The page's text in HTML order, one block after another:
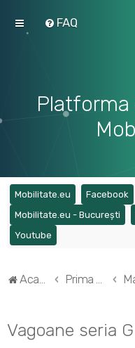
FAQ
Mobilitate.eu (Opens a new
Facebook
Mobilitate.eu - București
Youtube
Acasă Prima pagină
Vagoane seria G